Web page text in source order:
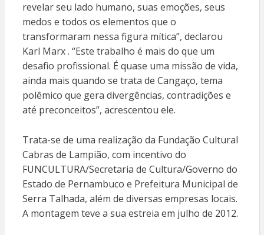
revelar seu lado humano, suas emoções, seus
medos e todos os elementos que o
transformaram nessa figura mítica”, declarou
Karl Marx . “Este trabalho é mais do que um
desafio profissional. É quase uma missão de vida,
ainda mais quando se trata de Cangaço, tema
polêmico que gera divergências, contradições e
até preconceitos”, acrescentou ele.
Trata-se de uma realização da Fundação Cultural
Cabras de Lampião, com incentivo do
FUNCULTURA/Secretaria de Cultura/Governo do
Estado de Pernambuco e Prefeitura Municipal de
Serra Talhada, além de diversas empresas locais.
A montagem teve a sua estreia em julho de 2012.